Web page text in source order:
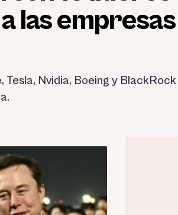
las empresas
Nvidia, Boeing y